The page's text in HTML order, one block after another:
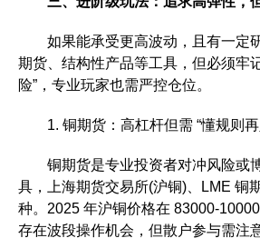
如果能承受更高波动，且有一定
期货、结构性产品等工具，但必须牢
险”，专业玩家也需严控仓位。
1. 铜期货：高杠杆但需 “懂规则再
铜期货是专业投资者对冲风险或
具，上海期货交易所(沪铜)、LME 铜
种。2025 年沪铜价格在 83000-
存在波段操作机会，但散户参与需注